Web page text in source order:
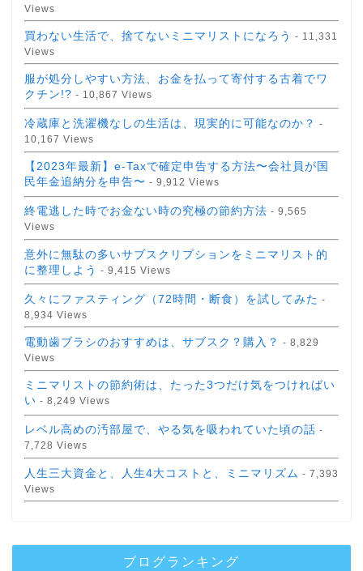
Views
買わない生活で、捨てないミニマリストになろう - 11,331
Views
服が処分しやすい方法、お金を払って寄付する古着でワ
クチン!? - 10,867 Views
冷蔵庫と洗濯機なしの生活は、現実的に可能なのか？ -
10,167 Views
【2023年最新】e-Taxで確定申告する方法〜会社員が国
民年金追納分を申告〜 - 9,912 Views
終電逃した時でお金ない時の究極の節約方法 - 9,565
Views
意外に無駄の多いサブスクリプションをミニマリスト的
に整理しよう - 9,415 Views
久々にファスティング（72時間・断食）を試してみた -
8,934 Views
電動歯ブラシのおすすめは、サブスク？購入？ - 8,829
Views
ミニマリストの節約術は、たった3つだけ気をつければい
い - 8,249 Views
レベル高めの汚部屋で、やる気を吸われていた頃の話 -
7,728 Views
人生三大資金と、人生4大コストと、ミニマリズム - 7,393
Views
ブログランキング